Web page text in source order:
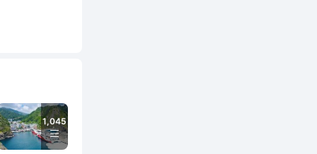
1,045